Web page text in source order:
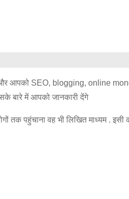
आपको SEO, blogging, online
बारे में आपको जानकारी देंगे
तक पहुंचाना वह भी लिखित माध्यम .